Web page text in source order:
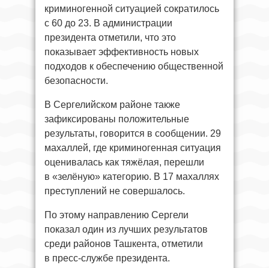
криминогенной ситуацией сократилось
с 60 до 23. В администрации
президента отметили, что это
показывает эффективность новых
подходов к обеспечению общественной
безопасности.
В Сергелийском районе также
зафиксированы положительные
результаты, говорится в сообщении. 29
махаллей, где криминогенная ситуация
оценивалась как тяжёлая, перешли
в «зелёную» категорию. В 17 махаллях
преступлений не совершалось.
По этому направлению Сергели
показал один из лучших результатов
среди районов Ташкента, отметили
в пресс-службе президента.